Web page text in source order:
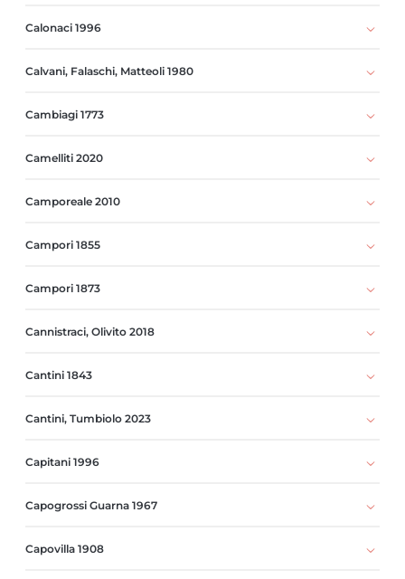
Calonaci 1996
Calvani, Falaschi, Matteoli 1980
Cambiagi 1773
Camelliti 2020
Camporeale 2010
Campori 1855
Campori 1873
Cannistraci, Olivito 2018
Cantini 1843
Cantini, Tumbiolo 2023
Capitani 1996
Capogrossi Guarna 1967
Capovilla 1908